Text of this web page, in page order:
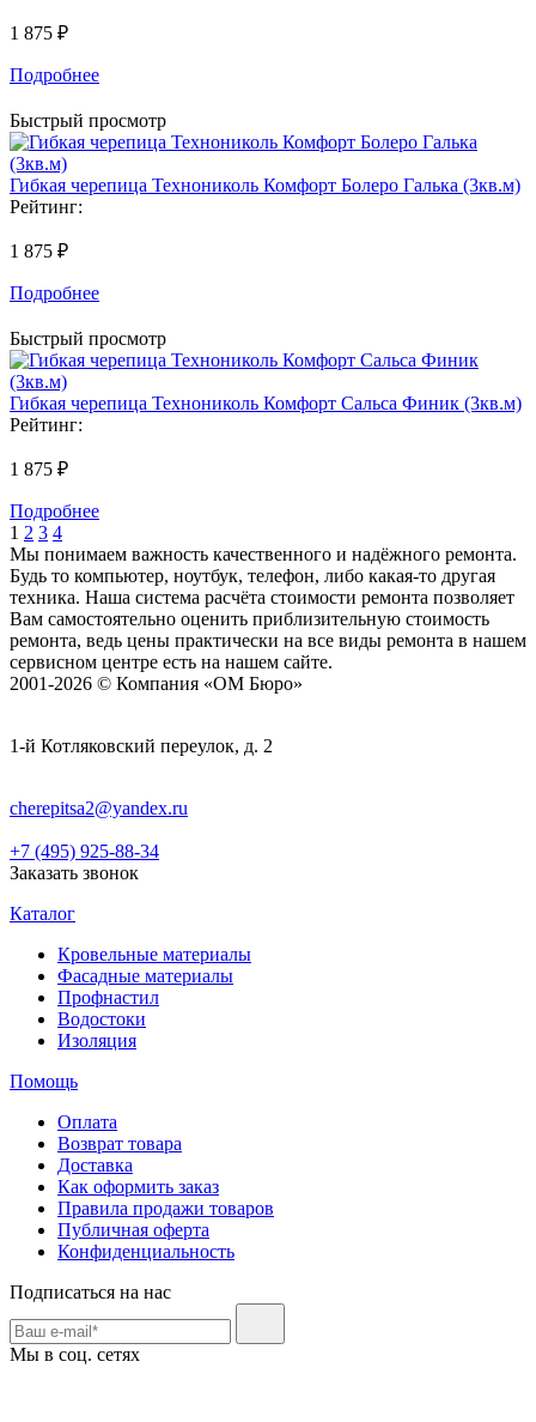
1 875 ₽
Подробнее
Быстрый просмотр
Гибкая черепица Технониколь Комфорт Болеро Галька (3кв.м)
Рейтинг:
1 875 ₽
Подробнее
Быстрый просмотр
Гибкая черепица Технониколь Комфорт Сальса Финик (3кв.м)
Рейтинг:
1 875 ₽
Подробнее
1 2 3 4
Мы понимаем важность качественного и надёжного ремонта.
Будь то компьютер, ноутбук, телефон, либо какая-то другая
техника. Наша система расчёта стоимости ремонта позволяет
Вам самостоятельно оценить приблизительную стоимость
ремонта, ведь цены практически на все виды ремонта в нашем
сервисном центре есть на нашем сайте.
2001-2026 © Компания «ОМ Бюро»
1-й Котляковский переулок, д. 2
cherepitsa2@yandex.ru
+7 (495) 925-88-34
Заказать звонок
Каталог
Кровельные материалы
Фасадные материалы
Профнастил
Водостоки
Изоляция
Помощь
Оплата
Возврат товара
Доставка
Как оформить заказ
Правила продажи товаров
Публичная оферта
Конфиденциальность
Подписаться на нас
Мы в соц. сетях